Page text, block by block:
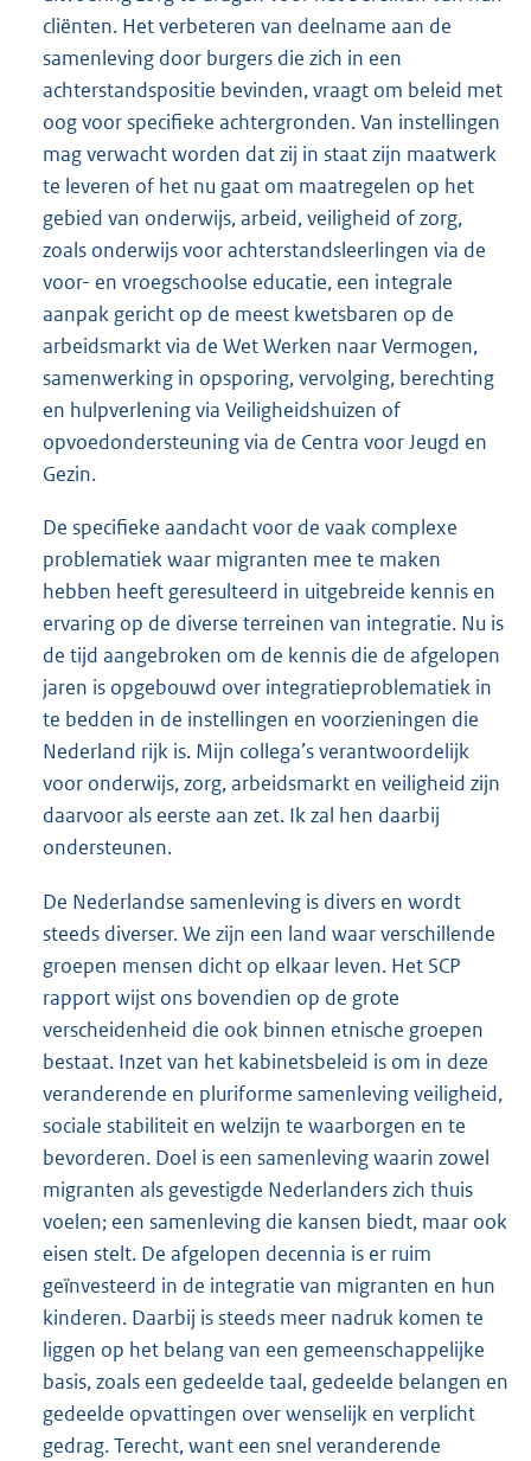
cliënten. Het verbeteren van deelname aan de
samenleving door burgers die zich in een
achterstandspositie bevinden, vraagt om beleid met
oog voor specifieke achtergronden. Van instellingen
mag verwacht worden dat zij in staat zijn maatwerk
te leveren of het nu gaat om maatregelen op het
gebied van onderwijs, arbeid, veiligheid of zorg,
zoals onderwijs voor achterstandsleerlingen via de
voor- en vroegschoolse educatie, een integrale
aanpak gericht op de meest kwetsbaren op de
arbeidsmarkt via de Wet Werken naar Vermogen,
samenwerking in opsporing, vervolging, berechting
en hulpverlening via Veiligheidshuizen of
opvoedondersteuning via de Centra voor Jeugd en
Gezin.
De specifieke aandacht voor de vaak complexe
problematiek waar migranten mee te maken
hebben heeft geresulteerd in uitgebreide kennis en
ervaring op de diverse terreinen van integratie. Nu is
de tijd aangebroken om de kennis die de afgelopen
jaren is opgebouwd over integratieproblematiek in
te bedden in de instellingen en voorzieningen die
Nederland rijk is. Mijn collega’s verantwoordelijk
voor onderwijs, zorg, arbeidsmarkt en veiligheid zijn
daarvoor als eerste aan zet. Ik zal hen daarbij
ondersteunen.
De Nederlandse samenleving is divers en wordt
steeds diverser. We zijn een land waar verschillende
groepen mensen dicht op elkaar leven. Het SCP
rapport wijst ons bovendien op de grote
verscheidenheid die ook binnen etnische groepen
bestaat. Inzet van het kabinetsbeleid is om in deze
veranderende en pluriforme samenleving veiligheid,
sociale stabiliteit en welzijn te waarborgen en te
bevorderen. Doel is een samenleving waarin zowel
migranten als gevestigde Nederlanders zich thuis
voelen; een samenleving die kansen biedt, maar ook
eisen stelt. De afgelopen decennia is er ruim
geïnvesteerd in de integratie van migranten en hun
kinderen. Daarbij is steeds meer nadruk komen te
liggen op het belang van een gemeenschappelijke
basis, zoals een gedeelde taal, gedeelde belangen en
gedeelde opvattingen over wenselijk en verplicht
gedrag. Terecht, want een snel veranderende